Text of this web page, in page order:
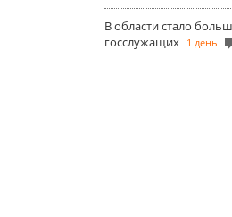
В области стало
госслужащих 1 день